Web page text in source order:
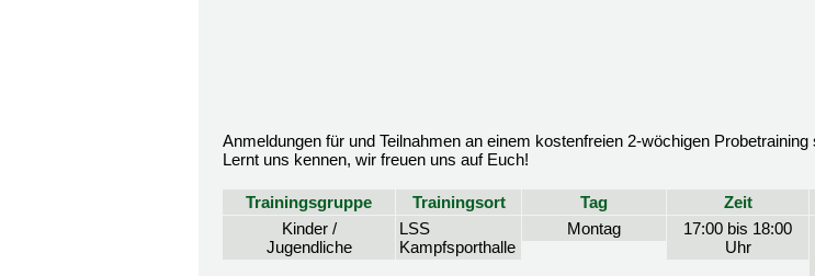
Anmeldungen für und Teilnahmen an einem kostenfreien 2-wöchigen
Lernt uns kennen, wir freuen uns auf Euch!
Trainingsgruppe Trainingsort Tag Zeit
Kinder /
Jugendliche
LSS
Kampfsporthalle
Montag
17:00 bis 18:00
Uhr